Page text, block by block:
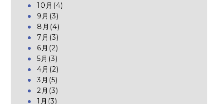
10月(4)
9月(3)
8月(4)
7月(3)
6月(2)
5月(3)
4月(2)
3月(5)
2月(3)
1月(3)